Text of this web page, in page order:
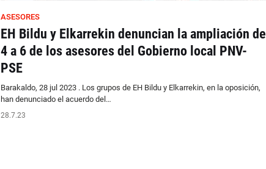
ASESORES
EH Bildu y Elkarrekin denuncian la ampliación de
4 a 6 de los asesores del Gobierno local PNV-
PSE
Barakaldo, 28 jul 2023 . Los grupos de EH Bildu y Elkarrekin, en la oposición,
han denunciado el acuerdo del…
28.7.23